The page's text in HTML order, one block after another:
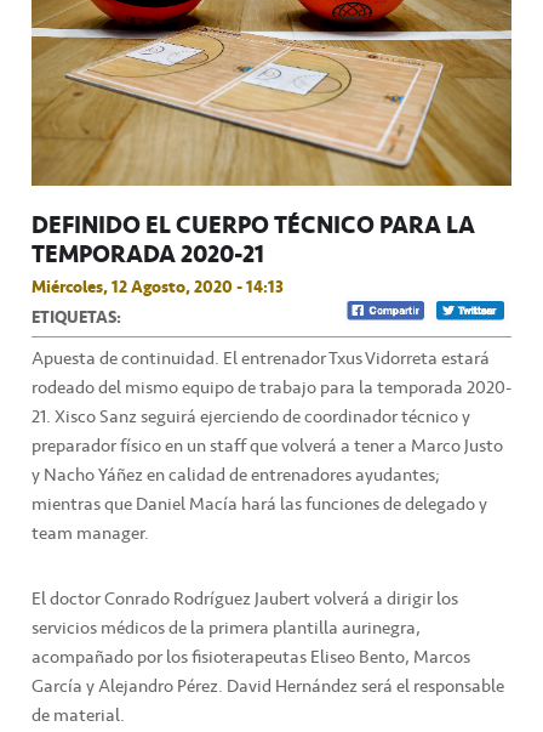
DEFINIDO EL CUERPO TÉCNICO PARA LA
TEMPORADA 2020-21
Miércoles, 12 Agosto, 2020 - 14:13
ETIQUETAS:
Apuesta de continuidad. El entrenador Txus Vidorreta estará
rodeado del mismo equipo de trabajo para la temporada 2020-
21. Xisco Sanz seguirá ejerciendo de coordinador técnico y
preparador físico en un staff que volverá a tener a Marco Justo
y Nacho Yáñez en calidad de entrenadores ayudantes;
mientras que Daniel Macía hará las funciones de delegado y
team manager.
El doctor Conrado Rodríguez Jaubert volverá a dirigir los
servicios médicos de la primera plantilla aurinegra,
acompañado por los fisioterapeutas Eliseo Bento, Marcos
García y Alejandro Pérez. David Hernández será el responsable
de material.